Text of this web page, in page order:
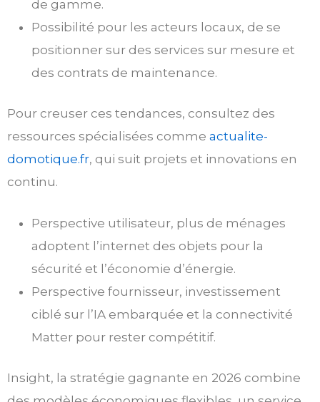
de gamme.
Possibilité pour les acteurs locaux, de se
positionner sur des services sur mesure et
des contrats de maintenance.
Pour creuser ces tendances, consultez des
ressources spécialisées comme actualite-
domotique.fr, qui suit projets et innovations en
continu.
Perspective utilisateur, plus de ménages
adoptent l’internet des objets pour la
sécurité et l’économie d’énergie.
Perspective fournisseur, investissement
ciblé sur l’IA embarquée et la connectivité
Matter pour rester compétitif.
Insight, la stratégie gagnante en 2026 combine